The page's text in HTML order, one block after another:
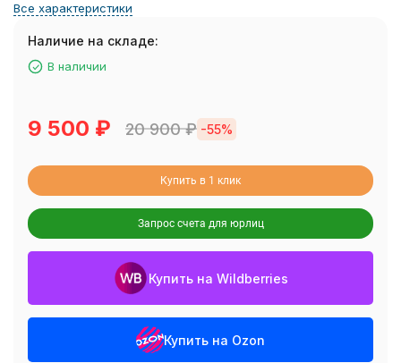
Все характеристики
Наличие на складе:
В наличии
9 500 ₽ 20 900₽ -55%
Купить в 1 клик
Запрос счета для юрлиц
Купить на Wildberries
Купить на Ozon